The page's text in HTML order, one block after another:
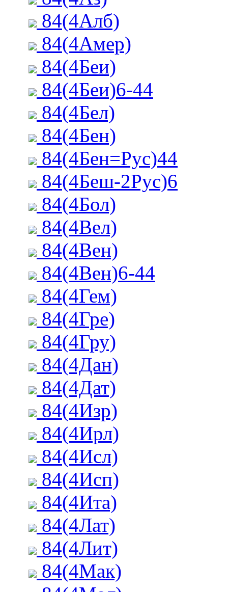
84(4Алб)
84(4Амер)
84(4Беи)
84(4Беи)6-44
84(4Бел)
84(4Бен)
84(4Бен=Рус)44
84(4Беш-2Рус)6
84(4Бол)
84(4Вел)
84(4Вен)
84(4Вен)6-44
84(4Гем)
84(4Гре)
84(4Гру)
84(4Дан)
84(4Дат)
84(4Изр)
84(4Ирл)
84(4Исл)
84(4Исп)
84(4Ита)
84(4Лат)
84(4Лит)
84(4Мак)